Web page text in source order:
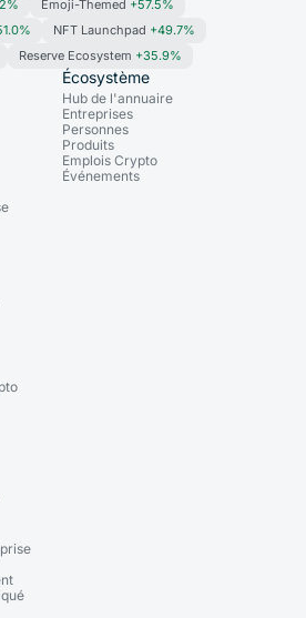
Emoji-Themed +57.5%
NFT Launchpad +49.7%
Reserve Ecosystem +35.9%
Écosystème
Hub de l'annuaire
Entreprises
Personnes
Produits
Emplois Crypto
Événements